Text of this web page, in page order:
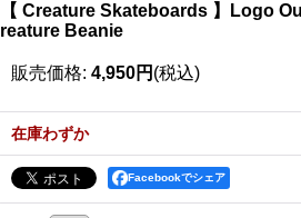
【 Creature Skateboards 】Logo
reature Beanie
販売価格: 4,950円 (税込)
在庫わずか
Facebookでシェア